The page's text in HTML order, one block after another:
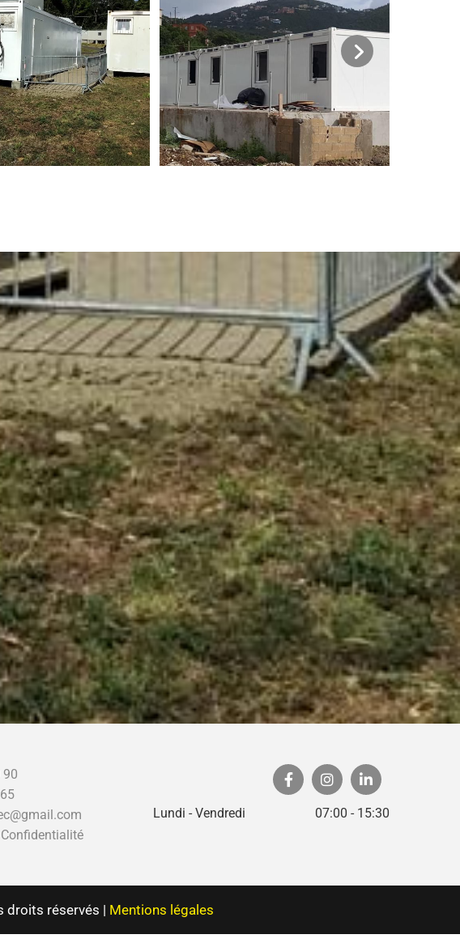
90
Lundi - Vendredi 07:00 - 15:30
droits réservés | Mentions légales